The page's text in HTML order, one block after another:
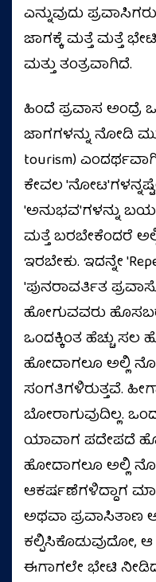
ಎನ್ನುವುದು
ಜಾಗಕ್ಕೆ ಮತ್ತೆ ಮತ್ತೆ
ಮತ್ತು ತಂತ್ರವಾಗಿದೆ.
ಹಿಂದೆ ಪ್ರವಾಸ ಅಂದ್ರೆ
ಜಾಗಗಳನ್ನು ನೋಡಿ
tourism)
ಕೇವಲ
'ಅನುಭವ'ಗಳನ್ನು
ಮತ್ತೆ ಬರಬೇಕೆಂದರೆ
ಇರಬೇಕು. ಇದನ್ನೇ
'ಪುನರಾವರ್ತಿತ
ಹೋಗುವವರು
ಒಂದಕ್ಕಿಂತ ಹೆಚ್ಚು ಸಲ
ಹೋದಾಗಲೂ ಅಲ್ಲಿ
ಸಂಗತಿಗಳಿರುತ್ತವೆ.
ಬೋರಾಗುವುದಿಲ್ಲ.
ಯಾವಾಗ ಪದೇಪದೆ
ಹೋದಾಗಲೂ ಅಲ್ಲಿ
ಆಕರ್ಷಣೆಗಳಿದ್ದಾಗ
ಅಥವಾ ಪ್ರವಾಸಿತಾಣ
ಕಲ್ಪಿಸಿಕೊಡುವುದೋ,
ಈಗಾಗಲೇ ಭೇಟಿ